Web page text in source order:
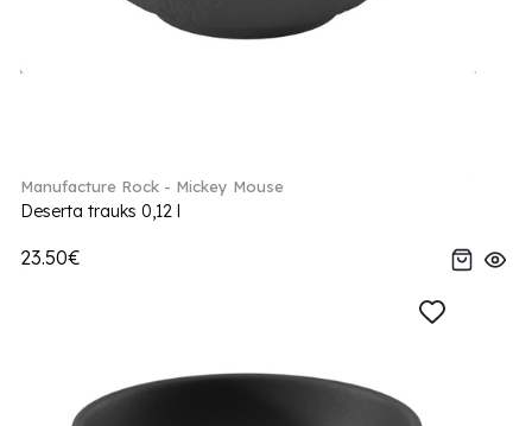
Manufacture Rock - Mickey Mouse
Deserta trauks 0,12 l
23.50€